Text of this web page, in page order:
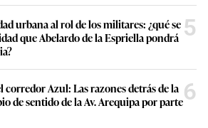
urbana al rol de los militares: ¿qué se
que Abelardo de la Espriella pondrá 5
Azul: Las razones detrás de la
de sentido de la Av. Arequipa por parte6